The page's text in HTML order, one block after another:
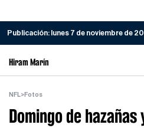
Publicación: lunes 7 de noviembre de
Hiram Marín
NFL>Fotos
Domingo de